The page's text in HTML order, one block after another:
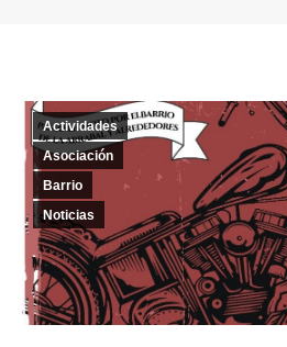
Actividades
Asociación
Barrio
Noticias